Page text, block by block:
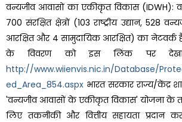
वन्यजीव आवासों का एकीकृत विकास (IDWH):
700 संरक्षित क्षेत्रों (103 राष्ट्रीय उद्यान, 528
आरक्षित और 4 सामुदायिक आरक्षित) का नेटवर्क है।
के विवरण को इस लिंक पर
http://www.wiienvis.nic.in/Database/
ed_Area_854.aspx भारत सरकार राज्य/केंद्र
'वन्यजीव आवासों के एकीकृत विकास' योजना के
लिए तकनीकी और वित्तीय सहायता प्रदान